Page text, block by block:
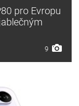
pro Evropu
9